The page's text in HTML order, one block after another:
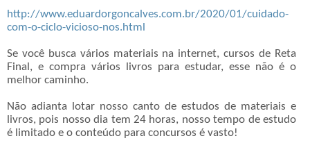
http://www.eduardorgoncalves.com.br/2020/01/cuidado-
com-o-ciclo-vicioso-nos.html
Se você busca vários materiais na internet, cursos de Reta
Final, e compra vários livros para estudar, esse não é o
melhor caminho.
Não adianta lotar nosso canto de estudos de materiais e
livros, pois nosso dia tem 24 horas, nosso tempo de estudo
é limitado e o conteúdo para concursos é vasto!